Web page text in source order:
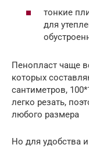
тонкие
для
Пенопласт чаще
которых
сантиметров,
легко резать,
любого размера
Но для удобства